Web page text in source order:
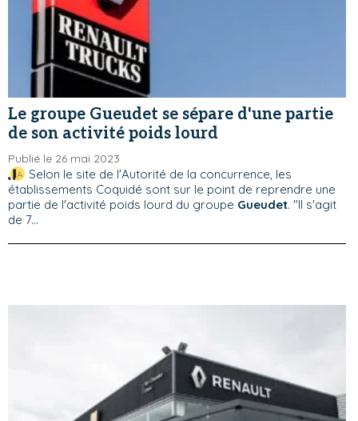
Le groupe Gueudet se sépare d'une partie
de son activité poids lourd
Publié le 26 mai 2023
Selon le site de l'Autorité de la concurrence, les
établissements Coquidé sont sur le point de reprendre une
partie de l'activité poids lourd du groupe Gueudet. "Il s'agit
de 7...